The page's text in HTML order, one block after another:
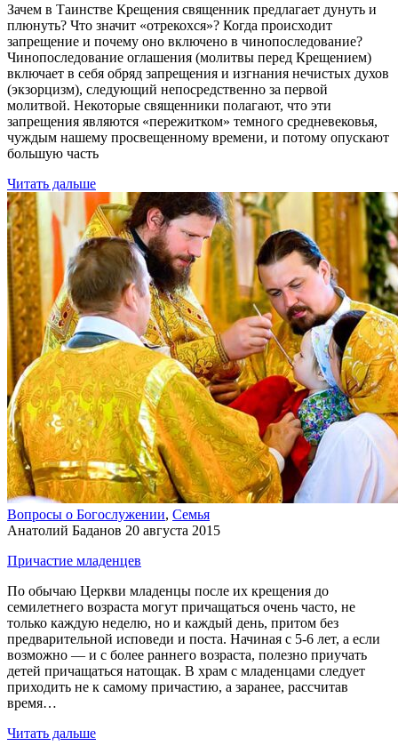
Зачем в Таинстве Крещения священник предлагает дунуть и
плюнуть? Что значит «отрекохся»? Когда происходит
запрещение и почему оно включено в чинопоследование?
Чинопоследование оглашения (молитвы перед Крещением)
включает в себя обряд запрещения и изгнания нечистых духов
(экзорцизм), следующий непосредственно за первой
молитвой. Некоторые священники полагают, что эти
запрещения являются «пережитком» темного средневековья,
чуждым нашему просвещенному времени, и потому опускают
большую часть
Читать дальше
Вопросы о Богослужении, Семья
Анатолий Баданов 20 августа 2015
Причастие младенцев
По обычаю Церкви младенцы после их крещения до
семилетнего возраста могут причащаться очень часто, не
только каждую неделю, но и каждый день, притом без
предварительной исповеди и поста. Начиная с 5-6 лет, а если
возможно — и с более раннего возраста, полезно приучать
детей причащаться натощак. В храм с младенцами следует
приходить не к самому причастию, а заранее, рассчитав
время…
Читать дальше